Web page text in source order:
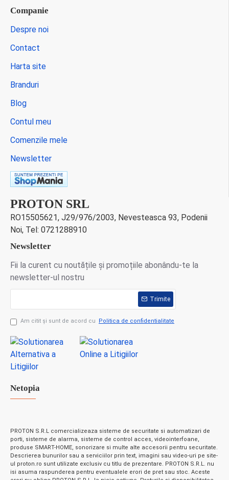
Companie
Despre noi
Contact
Harta site
Branduri
Blog
Contul meu
Comenzile mele
Newsletter
PROTON SRL
RO15505621, J29/976/2003, Nevesteasca 93, Podenii
Noi, Tel: 0721288910
Newsletter
Fii la curent cu noutățile și promoțiile abonându-te la
newsletter-ul nostru
Trimite
Am citit şi sunt de acord cu Politica de confidentialitate
Netopia
PROTON S.R.L comercializeaza sisteme de securitate si automatizari de
porti, sisteme de alarma, sisteme de control acces, videointerfoane,
produse SMART-HOME, sonorizare si multe alte accesorii pentru securitate.
Descrierea bunurilor sau a serviciilor prin text, imagini sau video-uri pe site-
ul proton.ro sunt utilizate exclusiv cu titlu de prezentare. PROTON S.R.L. nu
isi asuma raspunderea pentru eventualele erori de pret sau stoc. Aceste